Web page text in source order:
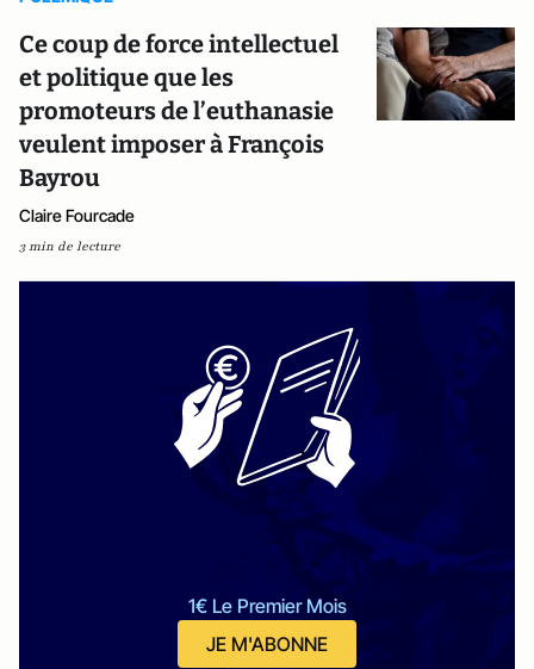
Ce coup de force intellectuel
et politique que les
promoteurs de l’euthanasie
veulent imposer à François
Bayrou
Claire Fourcade
3 min de lecture
1€ Le Premier Mois
JE M'ABONNE